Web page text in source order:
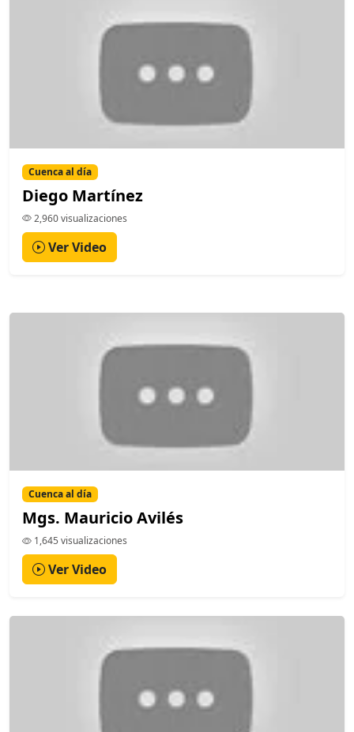
Cuenca al día
Diego Martínez
2,960 visualizaciones
Ver Video
Cuenca al día
Mgs. Mauricio Avilés
1,645 visualizaciones
Ver Video